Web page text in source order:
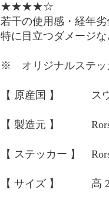
★★★★☆
若干の使用感・経年
特に目立つダメージ
※ オリジナルステッ
【 原産国 】 スウ
【 製造元 】
【 ステッカー 】
【 サイズ 】 高